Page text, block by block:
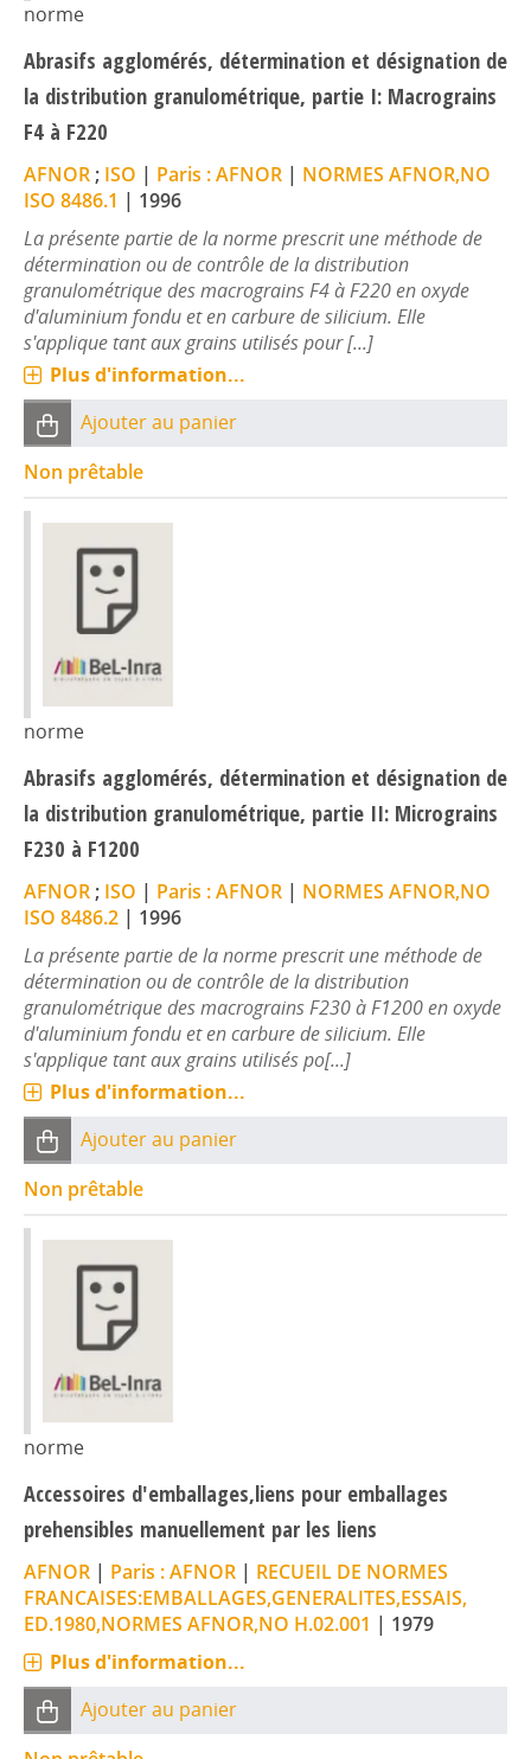
norme
Abrasifs agglomérés, détermination et désignation de
la distribution granulométrique, partie I: Macrograins
F4 à F220
AFNOR ; ISO | Paris : AFNOR | NORMES AFNOR,NO
ISO 8486.1 | 1996
La présente partie de la norme prescrit une méthode de
détermination ou de contrôle de la distribution
granulométrique des macrograins F4 à F220 en oxyde
d'aluminium fondu et en carbure de silicium. Elle
s'applique tant aux grains utilisés pour [...]
Plus d'information...
Ajouter au panier
Non prêtable
norme
Abrasifs agglomérés, détermination et désignation de
la distribution granulométrique, partie II: Micrograins
F230 à F1200
AFNOR ; ISO | Paris : AFNOR | NORMES AFNOR,NO
ISO 8486.2 | 1996
La présente partie de la norme prescrit une méthode de
détermination ou de contrôle de la distribution
granulométrique des macrograins F230 à F1200 en oxyde
d'aluminium fondu et en carbure de silicium. Elle
s'applique tant aux grains utilisés po[...]
Plus d'information...
Ajouter au panier
Non prêtable
norme
Accessoires d'emballages,liens pour emballages
prehensibles manuellement par les liens
AFNOR | Paris : AFNOR | RECUEIL DE NORMES
FRANCAISES:EMBALLAGES,GENERALITES,ESSAIS,
ED.1980,NORMES AFNOR,NO H.02.001 | 1979
Plus d'information...
Ajouter au panier